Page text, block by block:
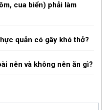
cua biển) phải làm
quản có gây khó thở?
nên và không nên ăn gì?